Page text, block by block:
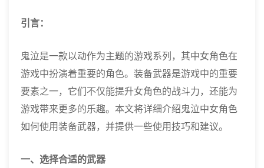
引言：
鬼泣是一款以动作为主题的游戏系列，其中女角色在
游戏中扮演着重要的角色。装备武器是游戏中的重要
要素之一，它们不仅能提升女角色的战斗力，还能为
游戏带来更多的乐趣。本文将详细介绍鬼泣中女角色
如何使用装备武器，并提供一些使用技巧和建议。
一、选择合适的武器